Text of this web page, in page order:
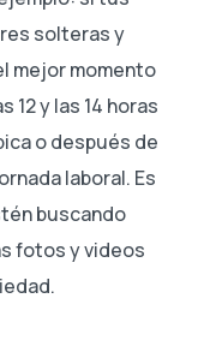
solteras y
mejor momento
12 y las 14 horas
o después de
laboral. Es
buscando
fotos y videos